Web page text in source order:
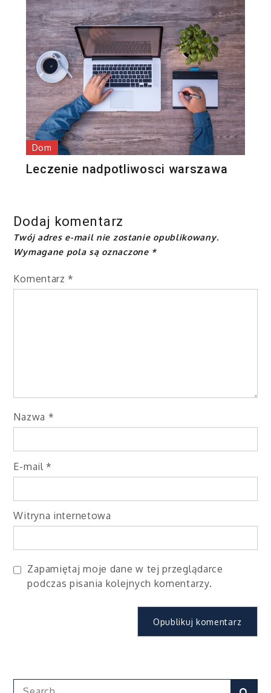
Dom
Leczenie nadpotliwosci warszawa
Dodaj komentarz
Twój adres e-mail nie zostanie opublikowany.
Wymagane pola są oznaczone *
Komentarz *
Nazwa *
E-mail *
Witryna internetowa
Zapamiętaj moje dane w tej przeglądarce
podczas pisania kolejnych komentarzy.
Search